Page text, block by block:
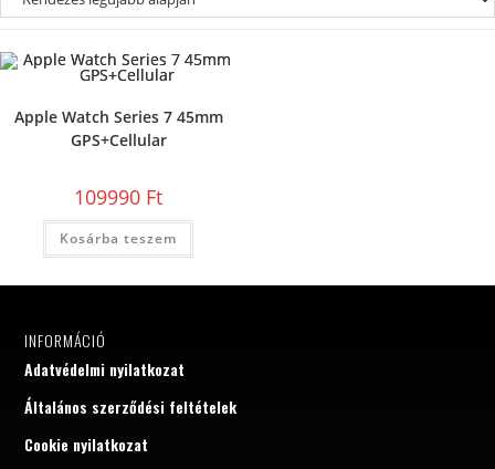
Apple Watch Series 7 45mm
GPS+Cellular
109990 Ft
Kosárba teszem
INFORMÁCIÓ
Adatvédelmi nyilatkozat
Általános szerződési feltételek
Cookie nyilatkozat